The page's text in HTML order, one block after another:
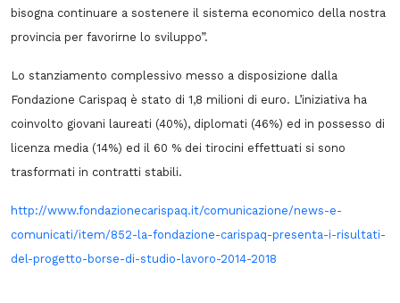
bisogna continuare a sostenere il sistema economico della nostra
provincia per favorirne lo sviluppo”.
Lo stanziamento complessivo messo a disposizione dalla
Fondazione Carispaq è stato di 1,8 milioni di euro. L’iniziativa ha
coinvolto giovani laureati (40%), diplomati (46%) ed in possesso di
licenza media (14%) ed il 60 % dei tirocini effettuati si sono
trasformati in contratti stabili.
http://www.fondazionecarispaq.it/comunicazione/news-e-
comunicati/item/852-la-fondazione-carispaq-presenta-i-risultati-
del-progetto-borse-di-studio-lavoro-2014-2018